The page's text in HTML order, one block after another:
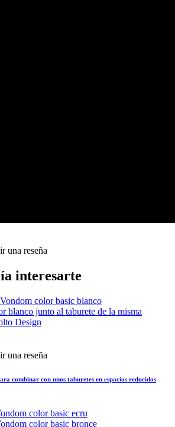
una reseña
interesarte
una reseña
combinar con unos taburetes en espacios reducidos